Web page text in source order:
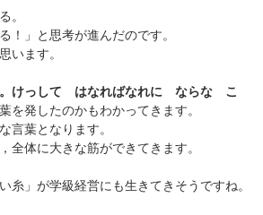
。
！」と思考が進んだのです。
います。
けっして はなればなれに ならな こ
を発したのかもわかってきます。
言葉となります。
全体に大きな筋ができてきます。
糸」が学級経営にも生きてきそうですね。